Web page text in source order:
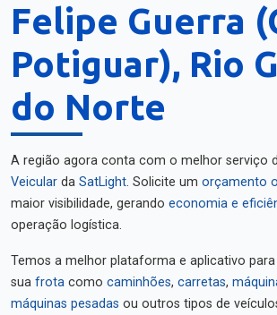
Felipe Guerra
Potiguar), Rio
do Norte
A região agora conta com o melhor serviço
Veicular da SatLight. Solicite um orçamento
maior visibilidade, gerando economia e
operação logística.
Temos a melhor plataforma e aplicativo
sua frota como caminhões, carretas,
máquinas pesadas ou outros tipos de